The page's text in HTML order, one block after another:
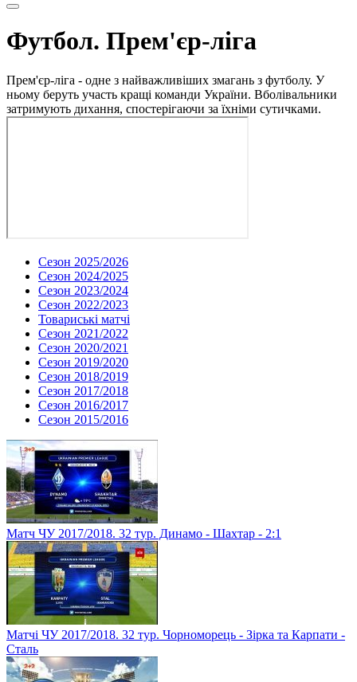
Футбол. Прем'єр-ліга
Прем'єр-ліга - одне з найважливіших змагань з футболу. У
ньому беруть участь кращі команди України. Вболівальники
затримують дихання, спостерігаючи за їхніми сутичками.
Сезон 2025/2026
Сезон 2024/2025
Сезон 2023/2024
Сезон 2022/2023
Товариські матчі
Сезон 2021/2022
Сезон 2020/2021
Сезон 2019/2020
Сезон 2018/2019
Сезон 2017/2018
Сезон 2016/2017
Сезон 2015/2016
Матч ЧУ 2017/2018. 32 тур. Динамо - Шахтар - 2:1
Матчі ЧУ 2017/2018. 32 тур. Чорноморець - Зірка та Карпати -
Сталь